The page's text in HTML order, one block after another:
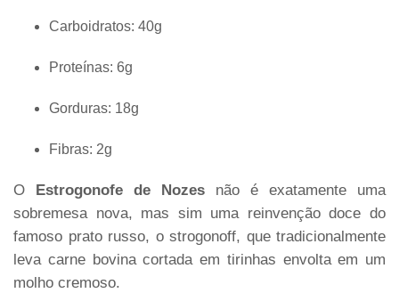
Carboidratos: 40g
Proteínas: 6g
Gorduras: 18g
Fibras: 2g
O Estrogonofe de Nozes não é exatamente uma
sobremesa nova, mas sim uma reinvenção doce do
famoso prato russo, o strogonoff, que tradicionalmente
leva carne bovina cortada em tirinhas envolta em um
molho cremoso.